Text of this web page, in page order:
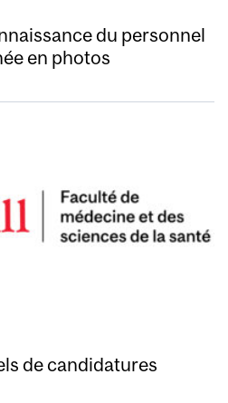
du personnel
en photos
de candidatures